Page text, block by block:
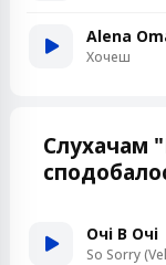
Alena
Хочеш
Слухачам
Очі В Очі
So Sorry